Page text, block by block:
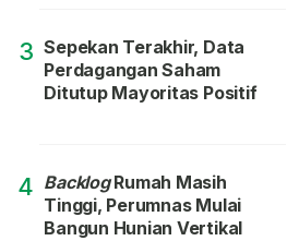
3 Sepekan Terakhir, Data
Perdagangan Saham
Ditutup Mayoritas Positif
4 BacklogRumah Masih
Tinggi, Perumnas Mulai
Bangun Hunian Vertikal